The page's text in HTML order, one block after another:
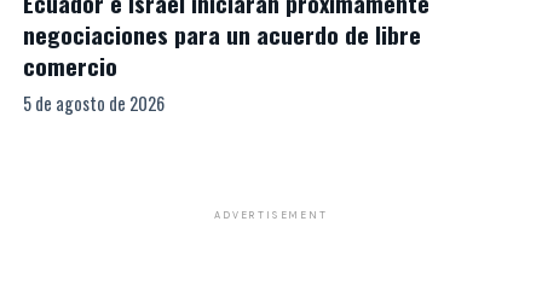
negociaciones para un acuerdo de libre
comercio
5 de agosto de 2026
ADVERTISEMENT